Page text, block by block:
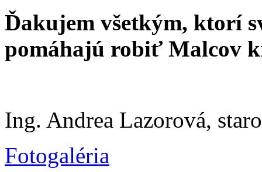
Ďakujem všetkým, ktorí
pomáhajú robiť Malcov
Ing. Andrea Lazorová,
Fotogaléria